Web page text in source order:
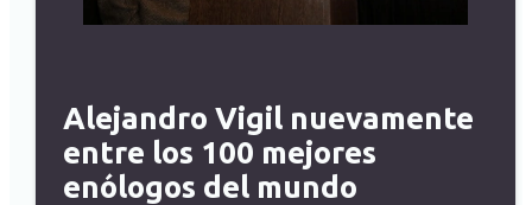
Alejandro Vigil nuevamente
entre los 100 mejores
enólogos del mundo